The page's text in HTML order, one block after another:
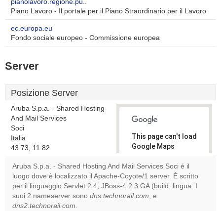
pianolavoro.regione.pu..
Piano Lavoro - Il portale per il Piano Straordinario per il Lavoro
ec.europa.eu
Fondo sociale europeo - Commissione europea
Server
Posizione Server
Aruba S.p.a. - Shared Hosting
And Mail Services
Soci
Italia
43.73, 11.82
This page can't load
Google Maps
correctly.
Do you
own this
website?
OK
Aruba S.p.a. - Shared Hosting And Mail Services Soci è il
luogo dove è localizzato il Apache-Coyote/1 server. È scritto
per il linguaggio Servlet 2.4; JBoss-4.2.3.GA (build: lingua. I
suoi 2 nameserver sono dns.technorail.com, e
dns2.technorail.com.